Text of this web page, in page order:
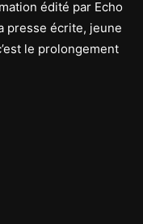
édité par Echo
presse écrite, jeune
le prolongement